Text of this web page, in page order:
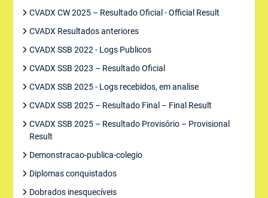
CVADX CW 2025 – Resultado Oficial - Official Result
CVADX Resultados anteriores
CVADX SSB 2022 - Logs Publicos
CVADX SSB 2023 – Resultado Oficial
CVADX SSB 2025 - Logs recebidos, em analise
CVADX SSB 2025 – Resultado Final – Final Result
CVADX SSB 2025 – Resultado Provisório – Provisional
Result
Demonstracao-publica-colegio
Diplomas conquistados
Dobrados inesquecíveis